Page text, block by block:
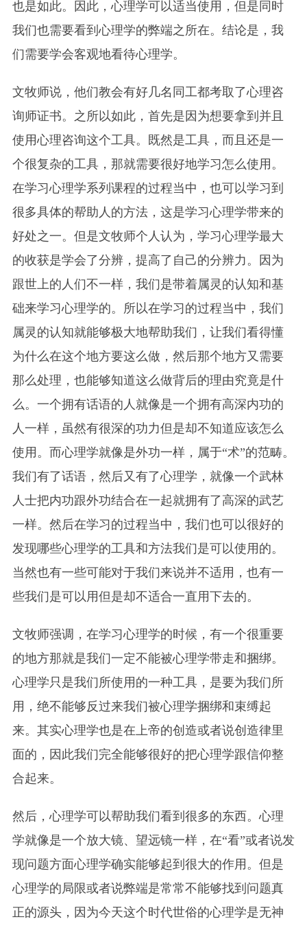
也是如此。因此，心理学可以适当使用，但是同时
我们也需要看到心理学的弊端之所在。结论是，我
们需要学会客观地看待心理学。
文牧师说，他们教会有好几名同工都考取了心理咨
询师证书。之所以如此，首先是因为想要拿到并且
使用心理咨询这个工具。既然是工具，而且还是一
个很复杂的工具，那就需要很好地学习怎么使用。
在学习心理学系列课程的过程当中，也可以学习到
很多具体的帮助人的方法，这是学习心理学带来的
好处之一。但是文牧师个人认为，学习心理学最大
的收获是学会了分辨，提高了自己的分辨力。因为
跟世上的人们不一样，我们是带着属灵的认知和基
础来学习心理学的。所以在学习的过程当中，我们
属灵的认知就能够极大地帮助我们，让我们看得懂
为什么在这个地方要这么做，然后那个地方又需要
那么处理，也能够知道这么做背后的理由究竟是什
么。一个拥有话语的人就像是一个拥有高深内功的
人一样，虽然有很深的功力但是却不知道应该怎么
使用。而心理学就像是外功一样，属于“术”的范畴。
我们有了话语，然后又有了心理学，就像一个武林
人士把内功跟外功结合在一起就拥有了高深的武艺
一样。然后在学习的过程当中，我们也可以很好的
发现哪些心理学的工具和方法我们是可以使用的。
当然也有一些可能对于我们来说并不适用，也有一
些我们是可以用但是却不适合一直用下去的。
文牧师强调，在学习心理学的时候，有一个很重要
的地方那就是我们一定不能被心理学带走和捆绑。
心理学只是我们所使用的一种工具，是要为我们所
用，绝不能够反过来我们被心理学捆绑和束缚起
来。其实心理学也是在上帝的创造或者说创造律里
面的，因此我们完全能够很好的把心理学跟信仰整
合起来。
然后，心理学可以帮助我们看到很多的东西。心理
学就像是一个放大镜、望远镜一样，在“看”或者说发
现问题方面心理学确实能够起到很大的作用。但是
心理学的局限或者说弊端是常常不能够找到问题真
正的源头，因为今天这个时代世俗的心理学是无神